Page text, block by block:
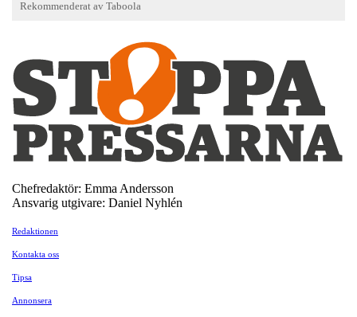
Chefredaktör: Emma Andersson
Ansvarig utgivare: Daniel Nyhlén
Redaktionen
Kontakta oss
Tipsa
Annonsera